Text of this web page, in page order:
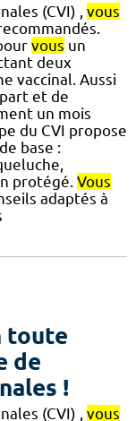
(CVI) , vous
vous un
deux
vaccinal. Aussi
et de
un mois
du CVI propose
base :
protégé. Vous
adaptés à
toute
de
!
(CVI) , vous